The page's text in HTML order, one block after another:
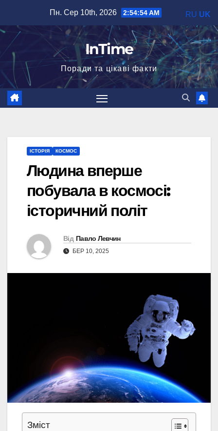
вмісту
Пн. Сер 10th, 2026 2:54:55 AM
InTime
Поради та цікаві факти
ІСТОРІЯ КОСМОС
Людина вперше
побувала в космосі:
історичний політ
Від Павло Левчин
БЕР 10, 2025
Зміст
RU UK